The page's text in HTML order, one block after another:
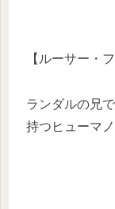
【ルーサー・
ランダルの兄
持つヒューマノ